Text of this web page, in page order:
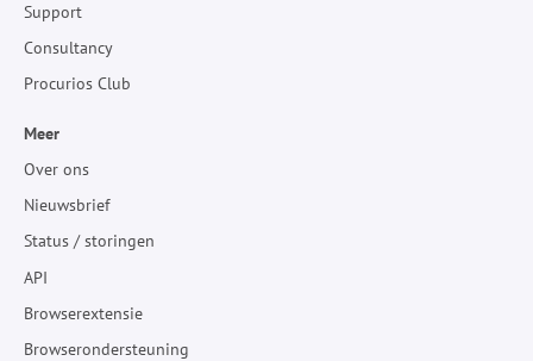
Support
Consultancy
Procurios Club
Meer
Over ons
Nieuwsbrief
Status / storingen
API
Browserextensie
Browserondersteuning